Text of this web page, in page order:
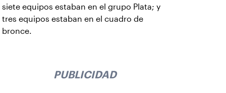
siete equipos estaban en el grupo Plata; y
tres equipos estaban en el cuadro de
bronce.
PUBLICIDAD